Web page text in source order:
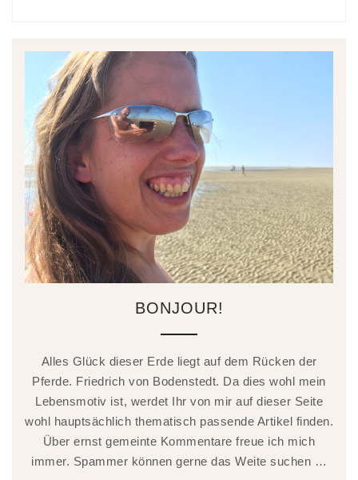
BONJOUR!
Alles Glück dieser Erde liegt auf dem Rücken der
Pferde. Friedrich von Bodenstedt. Da dies wohl mein
Lebensmotiv ist, werdet Ihr von mir auf dieser Seite
wohl hauptsächlich thematisch passende Artikel finden.
Über ernst gemeinte Kommentare freue ich mich
immer. Spammer können gerne das Weite suchen …